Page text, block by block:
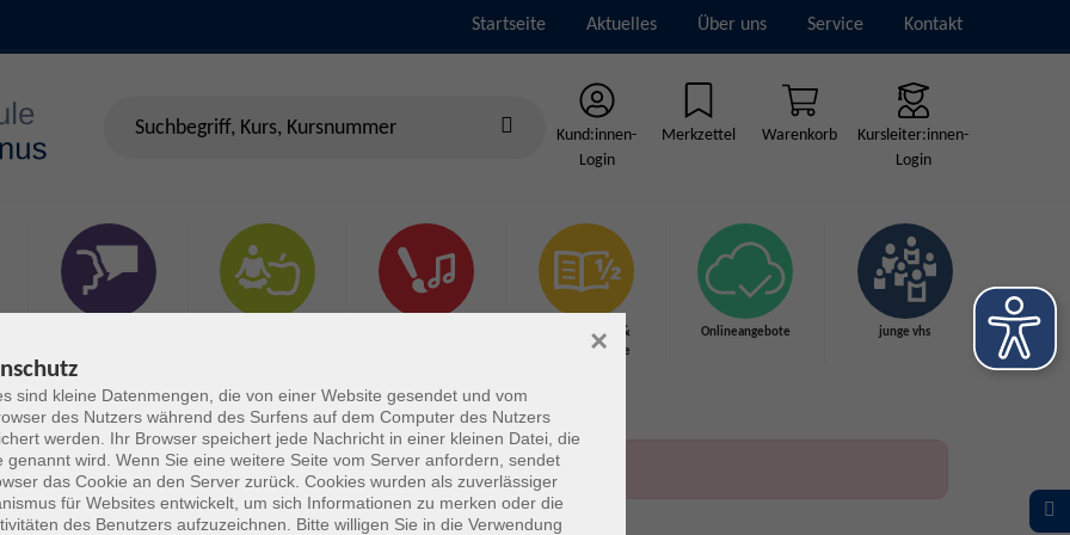
Startseite Aktuelles Über uns Service Kontakt
Kund:innen-
Login
Merkzettel Warenkorb
Kursleiter:innen-
Login
Grundbildung &
Schulabschlüsse
Onlineangebote junge vhs
sind kleine Datenmengen, die von einer Website gesendet und vom
des Nutzers während des Surfens auf dem Computer des Nutzers
werden. Ihr Browser speichert jede Nachricht in einer kleinen Datei, die
genannt wird. Wenn Sie eine weitere Seite vom Server anfordern, sendet
das Cookie an den Server zurück. Cookies wurden als zuverlässiger
für Websites entwickelt, um sich Informationen zu merken oder die
des Benutzers aufzuzeichnen. Bitte willigen Sie in die Verwendung
×